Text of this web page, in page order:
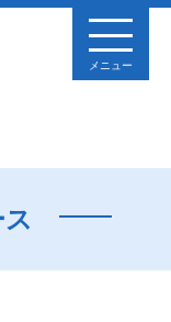
メニュー